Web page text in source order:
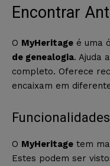
Encontrar
O MyHeritage é uma
de genealogia. Ajuda
completo. Oferece
encaixam em
O MyHeritage tem
Estes podem ser